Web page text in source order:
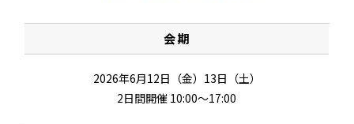
会期
2026年6月12日（金）13日（土）
2日間開催 10:00〜17:00